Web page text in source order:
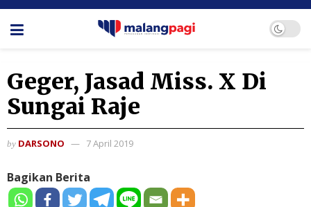
Geger, Jasad Miss. X Di
Sungai Raje
by DARSONO 7 April 2019
Bagikan Berita